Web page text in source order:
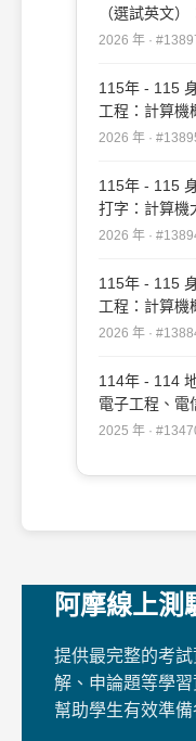
（選試英文
2026 年 ·
115年 - 115
工程：計算機
2026 年 ·
115年 - 115
打字：計算機
2026 年 ·
115年 - 115
工程：計算機
2026 年 ·
114年 - 114
電子工程、電
2025 年 ·
阿摩線上測
提供最完整的考
解、申論題等學習
幫助學生有效準備